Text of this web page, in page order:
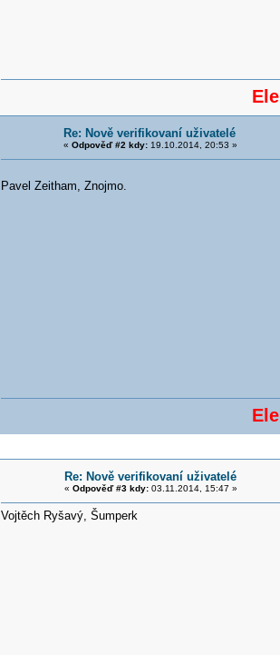
Re: Nově verifikovaní uživatelé
« Odpověď #2 kdy:19.10.2014, 20:53 »
Pavel Zeitham, Znojmo.
Re: Nově verifikovaní uživatelé
« Odpověď #3 kdy:03.11.2014, 15:47 »
Vojtěch Ryšavý, Šumperk